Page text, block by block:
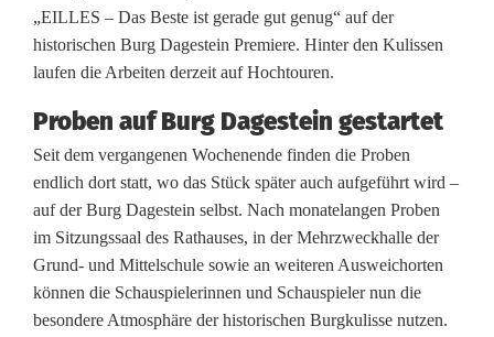
d
s
p
u
r
t
v
o
„EILLES – Das Beste ist gerade gut genug“ auf der
historischen Burg Dagestein Premiere. Hinter den Kulissen
laufen die Arbeiten derzeit auf Hochtouren.
Proben auf Burg Dagestein gestartet
Seit dem vergangenen Wochenende finden die Proben
endlich dort statt, wo das Stück später auch aufgeführt wird –
auf der Burg Dagestein selbst. Nach monatelangen Proben
im Sitzungssaal des Rathauses, in der Mehrzweckhalle der
Grund- und Mittelschule sowie an weiteren Ausweichorten
können die Schauspielerinnen und Schauspieler nun die
besondere Atmosphäre der historischen Burgkulisse nutzen.